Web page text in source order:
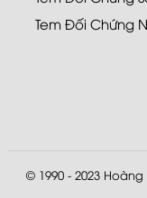
Tem Đối Chứng
© 1990 - 2023 Hoàng